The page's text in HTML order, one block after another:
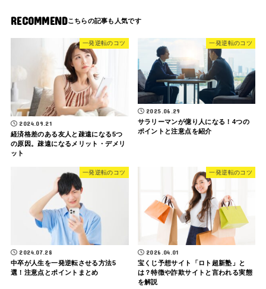
RECOMMEND
一発逆転のコツ
2024.09.21
経済格差のある友人と疎遠になる5つ
の原因。疎遠になるメリット・デメリ
ット
一発逆転のコツ
2025.06.29
サラリーマンが億り人になる！4つの
ポイントと注意点を紹介
一発逆転のコツ
2024.07.28
中卒が人生を一発逆転させる方法5
選！注意点とポイントまとめ
一発逆転のコツ
2026.04.01
宝くじ予想サイト「ロト超新塾」と
は？特徴や詐欺サイトと言われる実態
を解説